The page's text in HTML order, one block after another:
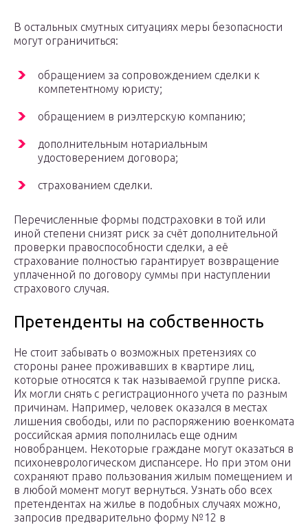
В остальных смутных ситуациях меры безопасности
могут ограничиться:
обращением за сопровождением сделки к
компетентному юристу;
обращением в риэлтерскую компанию;
дополнительным нотариальным
удостоверением договора;
страхованием сделки.
Перечисленные формы подстраховки в той или
иной степени снизят риск за счёт дополнительной
проверки правоспособности сделки, а её
страхование полностью гарантирует возвращение
уплаченной по договору суммы при наступлении
страхового случая.
Претенденты на собственность
Не стоит забывать о возможных претензиях со
стороны ранее проживавших в квартире лиц,
которые относятся к так называемой группе риска.
Их могли снять с регистрационного учета по разным
причинам. Например, человек оказался в местах
лишения свободы, или по распоряжению военкомата
российская армия пополнилась еще одним
новобранцем. Некоторые граждане могут оказаться в
психоневрологическом диспансере. Но при этом они
сохраняют право пользования жилым помещением и
в любой момент могут вернуться. Узнать обо всех
претендентах на жилье в подобных случаях можно,
запросив предварительно форму №12 в